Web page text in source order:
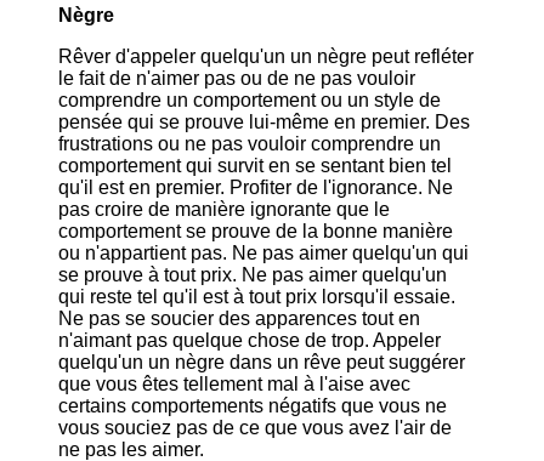
Nègre
Rêver d'appeler quelqu'un un nègre peut refléter
le fait de n'aimer pas ou de ne pas vouloir
comprendre un comportement ou un style de
pensée qui se prouve lui-même en premier. Des
frustrations ou ne pas vouloir comprendre un
comportement qui survit en se sentant bien tel
qu'il est en premier. Profiter de l'ignorance. Ne
pas croire de manière ignorante que le
comportement se prouve de la bonne manière
ou n'appartient pas. Ne pas aimer quelqu'un qui
se prouve à tout prix. Ne pas aimer quelqu'un
qui reste tel qu'il est à tout prix lorsqu'il essaie.
Ne pas se soucier des apparences tout en
n'aimant pas quelque chose de trop. Appeler
quelqu'un un nègre dans un rêve peut suggérer
que vous êtes tellement mal à l'aise avec
certains comportements négatifs que vous ne
vous souciez pas de ce que vous avez l'air de
ne pas les aimer.